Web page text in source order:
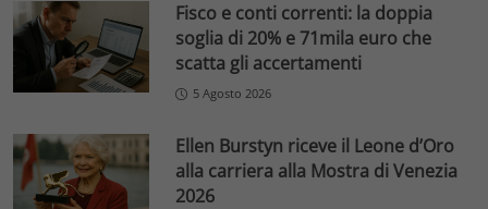
Fisco e conti correnti: la doppia
soglia di 20% e 71mila euro che
scatta gli accertamenti
5 Agosto 2026
Ellen Burstyn riceve il Leone d’Oro
alla carriera alla Mostra di Venezia
2026